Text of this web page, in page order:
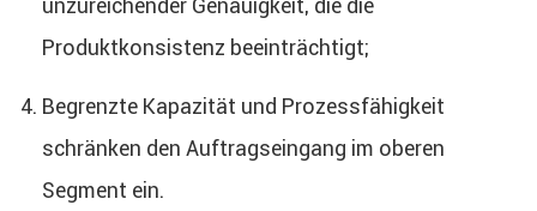
unzureichender Genauigkeit, die die
Produktkonsistenz beeinträchtigt;
Begrenzte Kapazität und Prozessfähigkeit
schränken den Auftragseingang im oberen
Segment ein.